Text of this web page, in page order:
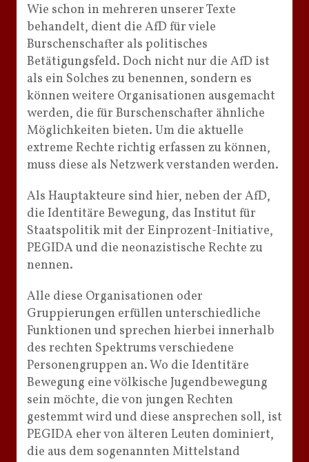
Wie schon in mehreren unserer Texte
behandelt, dient die AfD für viele
Burschenschafter als politisches
Betätigungsfeld. Doch nicht nur die AfD ist
als ein Solches zu benennen, sondern es
können weitere Organisationen ausgemacht
werden, die für Burschenschafter ähnliche
Möglichkeiten bieten. Um die aktuelle
extreme Rechte richtig erfassen zu können,
muss diese als Netzwerk verstanden werden.
Als Hauptakteure sind hier, neben der AfD,
die Identitäre Bewegung, das Institut für
Staatspolitik mit der Einprozent-Initiative,
PEGIDA und die neonazistische Rechte zu
nennen.
Alle diese Organisationen oder
Gruppierungen erfüllen unterschiedliche
Funktionen und sprechen hierbei innerhalb
des rechten Spektrums verschiedene
Personengruppen an. Wo die Identitäre
Bewegung eine völkische Jugendbewegung
sein möchte, die von jungen Rechten
gestemmt wird und diese ansprechen soll, ist
PEGIDA eher von älteren Leuten dominiert,
die aus dem sogenannten Mittelstand